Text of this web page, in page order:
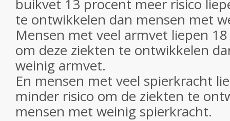
buikvet 13 procent meer risico
te ontwikkelen dan mensen met
Mensen met veel armvet liepen
om deze ziekten te ontwikkelen
weinig armvet.
En mensen met veel spierkracht
minder risico om de ziekten te
mensen met weinig spierkracht.